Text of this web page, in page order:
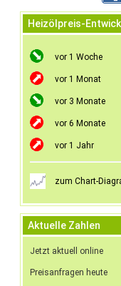
Heizölpreis-
vor 1 Woche
vor 1 Monat
vor 3 Monate
vor 6 Monate
vor 1 Jahr
zum Chart-
Aktuelle Zahlen
Jetzt aktuell online
Preisanfragen heute